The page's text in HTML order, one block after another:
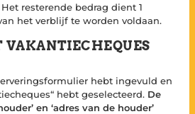
resterende bedrag dient 1
het verblijf te worden voldaan.
VAKANTIECHEQUES
hebt ingevuld en
hebt geselecteerd. De
en ‘adres van de houder’